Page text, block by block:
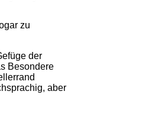
zu
der
Besondere
aber